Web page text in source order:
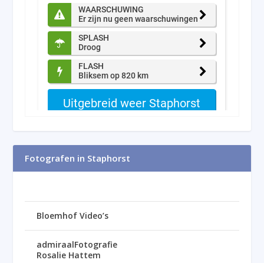
Fotografen in Staphorst
Bloemhof Video’s
admiraalFotografie
Rosalie Hattem